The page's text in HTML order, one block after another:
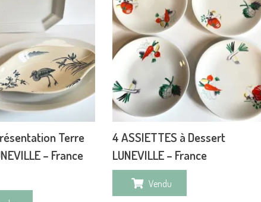
Terre
– France
4 ASSIETTES à Dessert
LUNEVILLE – France
Vendu